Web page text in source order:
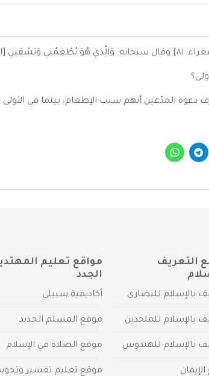
٧٩]
المدّعين أنهم سبب الإطعام، بينما في الأولى
التعريف
بالإسلام للنصارى
بالإسلام للملحدين
بالإسلام للهندوس
مواقع تعليم
الجدد
أكاديمية سبيلي
موقع المسلم الجديد
موقع الصلاة في الإسلام
موقع تعليم تفسير